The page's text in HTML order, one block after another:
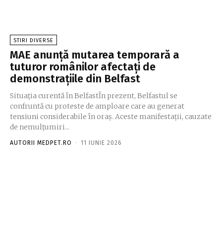
STIRI DIVERSE
MAE anunță mutarea temporară a
tuturor românilor afectați de
demonstrațiile din Belfast
Situația curentă în BelfastÎn prezent, Belfastul se
confruntă cu proteste de amploare care au generat
tensiuni considerabile în oraș. Aceste manifestații, cauzate
de nemulțumiri...
AUTORII MEDPET.RO - 11 IUNIE 2026